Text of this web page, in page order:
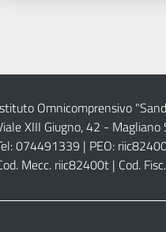
Omnicomprensivo
XIII Giugno, 42 - Magliano
074491339 | PEO:
Mecc. riic82400t | Cod.